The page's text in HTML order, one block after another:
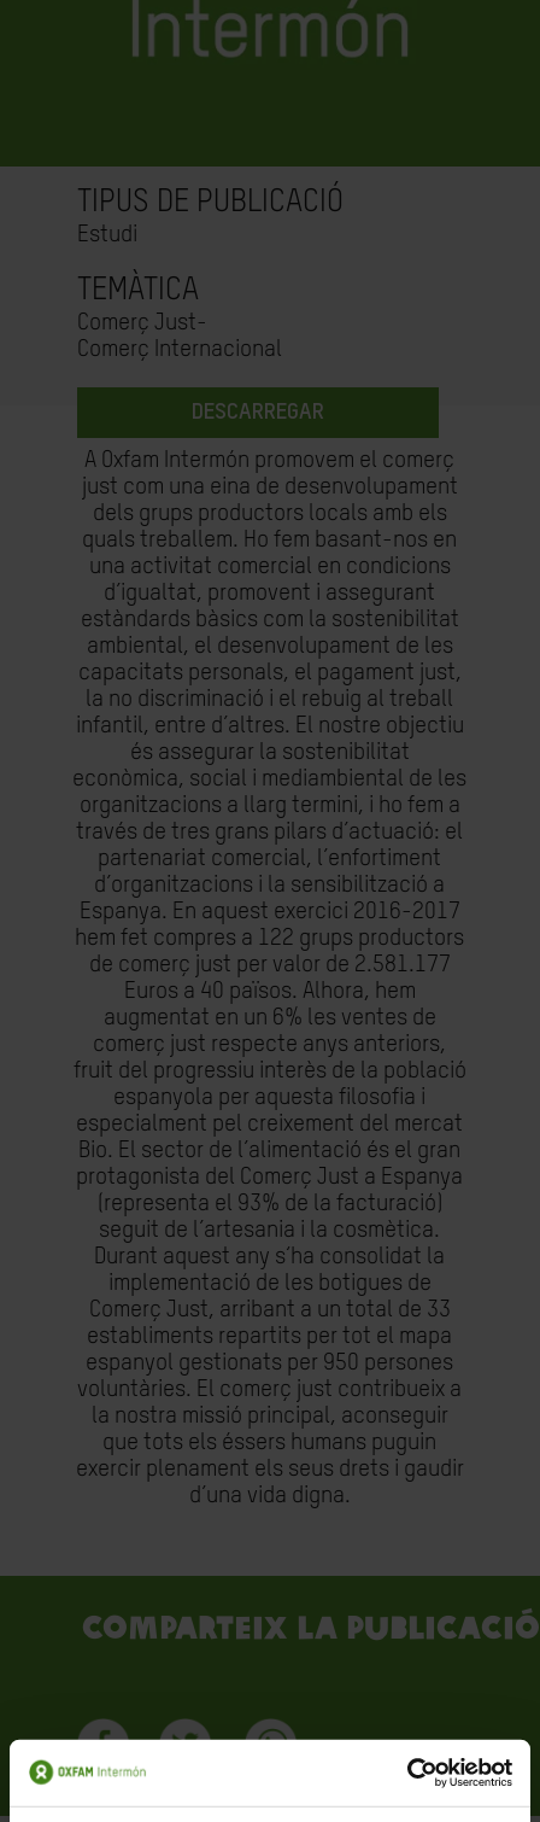
TIPUS DE PUBLICACIÓ
Estudi
TEMÀTICA
Comerç Just-
Comerç Internacional
DESCARREGAR
A Oxfam Intermón promovem el comerç
just com una eina de desenvolupament
dels grups productors locals amb els
quals treballem. Ho fem basant-nos en
una activitat comercial en condicions
d’igualtat, promovent i assegurant
estàndards bàsics com la sostenibilitat
ambiental, el desenvolupament de les
capacitats personals, el pagament just,
la no discriminació i el rebuig al treball
infantil, entre d’altres. El nostre objectiu
és assegurar la sostenibilitat
econòmica, social i mediambiental de les
organitzacions a llarg termini, i ho fem a
través de tres grans pilars d’actuació: el
partenariat comercial, l’enfortiment
d’organitzacions i la sensibilització a
Espanya. En aquest exercici 2016-2017
hem fet compres a 122 grups productors
de comerç just per valor de 2.581.177
Euros a 40 països. Alhora, hem
augmentat en un 6% les ventes de
comerç just respecte anys anteriors,
fruit del progressiu interès de la població
espanyola per aquesta filosofia i
especialment pel creixement del mercat
Bio. El sector de l’alimentació és el gran
protagonista del Comerç Just a Espanya
(representa el 93% de la facturació)
seguit de l’artesania i la cosmètica.
Durant aquest any s‘ha consolidat la
implementació de les botigues de
Comerç Just, arribant a un total de 33
establiments repartits per tot el mapa
espanyol gestionats per 950 persones
voluntàries. El comerç just contribueix a
la nostra missió principal, aconseguir
que tots els éssers humans puguin
exercir plenament els seus drets i gaudir
d’una vida digna.
Comparteix la publicació